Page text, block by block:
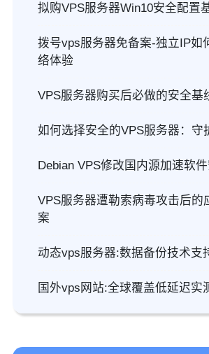
拟购VPS服务器Win10安全配置
拨号vps服务器免备案-独立IP如
络体验
VPS服务器购买后必做的安全基
如何选择安全的VPS服务器：守
Debian VPS修改国内源加速软
VPS服务器遭勒索病毒攻击后的
案
动态vps服务器:数据备份技术支
国外vps网站:全球覆盖低延迟实